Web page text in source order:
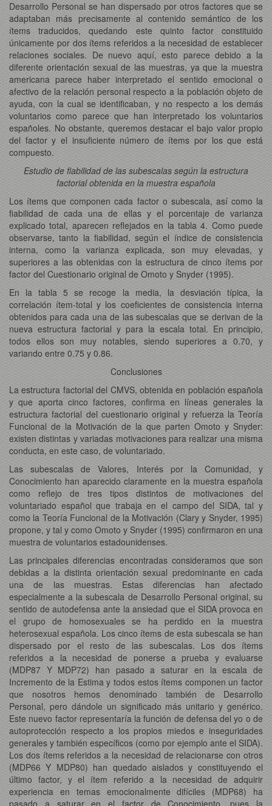
Desarrollo Personal se han dispersado por otros factores que se
adaptaban más precisamente al contenido semántico de los
ítems traducidos, quedando este quinto factor constituido
únicamente por dos ítems referidos a la necesidad de establecer
relaciones sociales. De nuevo aquí, esto parece debido a la
diferente orientación sexual de las muestras, ya que la muestra
americana parece haber interpretado el sentido emocional o
afectivo de la relación personal respecto a la población objeto de
ayuda, con la cual se identificaban, y no respecto a los demás
voluntarios como parece que han interpretado los voluntarios
españoles. No obstante, queremos destacar el bajo valor propio
del factor y el insuficiente número de ítems por los que está
compuesto.
Estudio de fiabilidad de las subescalas según la estructura
factorial obtenida en la muestra española
Los ítems que componen cada factor o subescala, así como la
fiabilidad de cada una de ellas y el porcentaje de varianza
explicado total, aparecen reflejados en la tabla 4. Como puede
observarse, tanto la fiabilidad, según el índice de consistencia
interna, como la varianza explicada, son muy elevadas, y
superiores a las obtenidas con la estructura de cinco ítems por
factor del Cuestionario original de Omoto y Snyder (1995).
En la tabla 5 se recoge la media, la desviación típica, la
correlación ítem-total y los coeficientes de consistencia interna
obtenidos para cada una de las subescalas que se derivan de la
nueva estructura factorial y para la escala total. En principio,
todos ellos son muy notables, siendo superiores a 0.70, y
variando entre 0.75 y 0.86.
Conclusiones
La estructura factorial del CMVS, obtenida en población española
y que aporta cinco factores, confirma en líneas generales la
estructura factorial del cuestionario original y refuerza la Teoría
Funcional de la Motivación de la que parten Omoto y Snyder:
existen distintas y variadas motivaciones para realizar una misma
conducta, en este caso, de voluntariado.
Las subescalas de Valores, Interés por la Comunidad, y
Conocimiento han aparecido claramente en la muestra española
como reflejo de tres tipos distintos de motivaciones del
voluntariado español que trabaja en el campo del SIDA, tal y
como la Teoría Funcional de la Motivación (Clary y Snyder, 1995)
propone, y tal y como Omoto y Snyder (1995) confirmaron en una
muestra de voluntarios estadounidenses.
Las principales diferencias encontradas consideramos que son
debidas a la distinta orientación sexual predominante en cada
una de las muestras. Estas diferencias han afectado
especialmente a la subescala de Desarrollo Personal original, su
sentido de autodefensa ante la ansiedad que el SIDA provoca en
el grupo de homosexuales se ha perdido en la muestra
heterosexual española. Los cinco ítems de esta subescala se han
dispersado por el resto de las subescalas. Los dos ítems
referidos a la necesidad de ponerse a prueba y evaluarse
(MDP87 Y MDP72) han pasado a saturar en la escala de
Incremento de la Estima y todos estos ítems componen un factor
que nosotros hemos denominado también de Desarrollo
Personal, pero dándole un significado más unitario y genérico.
Este nuevo factor representaría la función de defensa del yo o de
autoprotección respecto a los propios miedos e inseguridades
generales y también específicos (como por ejemplo ante el SIDA).
Los dos ítems referidos a la necesidad de relacionarse con otros
(MDP66 Y MDP80) han quedado aislados y constituyendo el
último factor, y el ítem referido a la necesidad de adquirir
experiencia en temas emocionalmente difíciles (MDP68) ha
pasado a saturar en el factor de Conocimiento, pues la